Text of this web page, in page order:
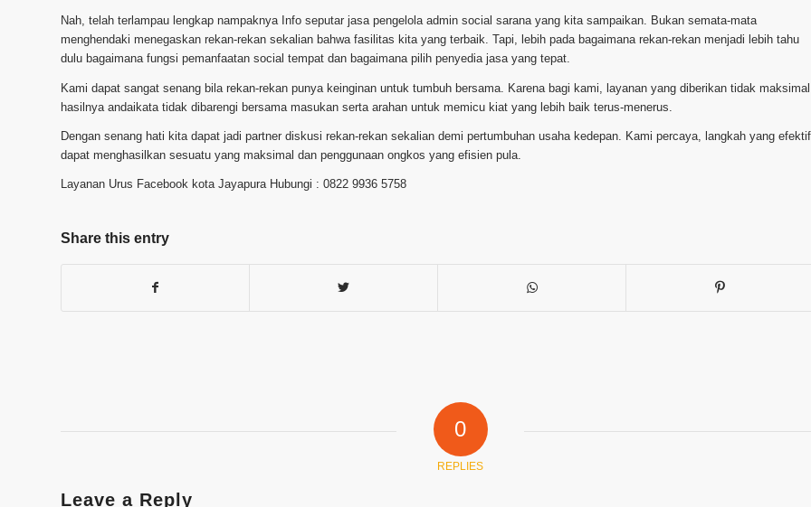
Nah, telah terlampau lengkap nampaknya Info seputar jasa pengelola admin social sarana yang kita sampaikan. Bukan semata-mata
menghendaki menegaskan rekan-rekan sekalian bahwa fasilitas kita yang terbaik. Tapi, lebih pada bagaimana rekan-rekan menjadi lebih tahu
dulu bagaimana fungsi pemanfaatan social tempat dan bagaimana pilih penyedia jasa yang tepat.
Kami dapat sangat senang bila rekan-rekan punya keinginan untuk tumbuh bersama. Karena bagi kami, layanan yang diberikan tidak maksimal
hasilnya andaikata tidak dibarengi bersama masukan serta arahan untuk memicu kiat yang lebih baik terus-menerus.
Dengan senang hati kita dapat jadi partner diskusi rekan-rekan sekalian demi pertumbuhan usaha kedepan. Kami percaya, langkah yang efektif
dapat menghasilkan sesuatu yang maksimal dan penggunaan ongkos yang efisien pula.
Layanan Urus Facebook kota Jayapura Hubungi : 0822 9936 5758
Share this entry
0
REPLIES
Leave a Reply